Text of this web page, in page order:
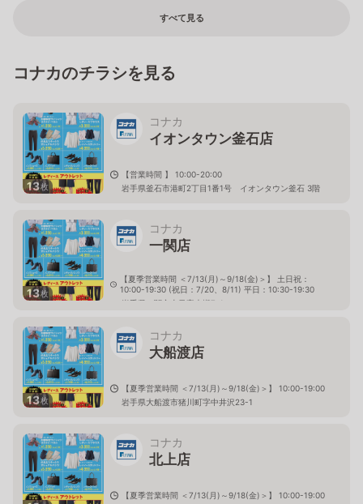
すべて見る
コナカのチラシを見る
13枚
コナカ
イオンタウン釜石店
【営業時間 】 10:00-20:00
岩手県釜石市港町2丁目1番1号 イオンタウン釜石 3階
13枚
コナカ
一関店
【夏季営業時間 ＜7/13(月)～9/18(金)＞】 土日祝：
10:00-19:30 (祝日：7/20、8/11) 平日：10:30-19:30
岩手県一関市山目字大槻7-1
13枚
コナカ
大船渡店
【夏季営業時間 ＜7/13(月)～9/18(金)＞】 10:00-19:00
岩手県大船渡市猪川町字中井沢23-1
コナカ
北上店
【夏季営業時間 ＜7/13(月)～9/18(金)＞】 10:00-19:00